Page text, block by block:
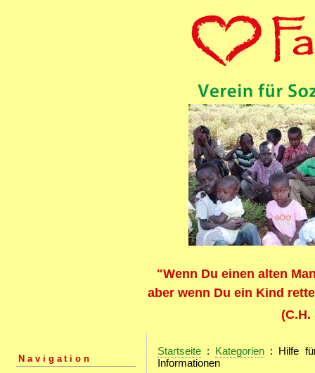
"Wenn Du einen alten
aber wenn Du ein Kind
(C.H.
Navigation
Startseite : Kategorien : Hilfe
Informationen